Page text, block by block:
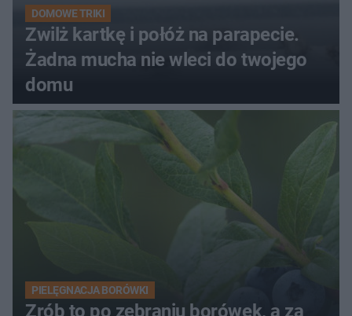
DOMOWE TRIKI
Zwilż kartkę i połóż na parapecie.
Żadna mucha nie wleci do twojego
domu
PIELĘGNACJA BORÓWKI
Zrób to po zebraniu borówek, a za